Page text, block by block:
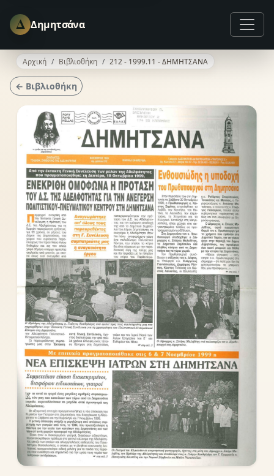
Δ Δημητσάνα
Αρχική Βιβλιοθήκη 212 - 1999.11 - ΔΗΜΗΤΣΑΝΑ
← Βιβλιοθήκη